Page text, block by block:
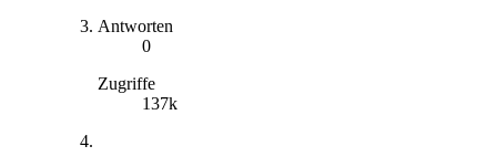
Antworten
0
Zugriffe
137k